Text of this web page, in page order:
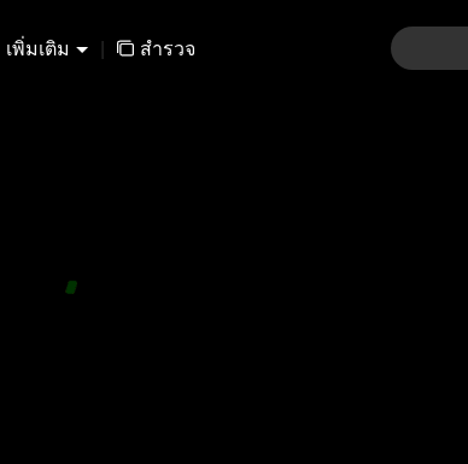
เพิ่มเติม | สำรวจ